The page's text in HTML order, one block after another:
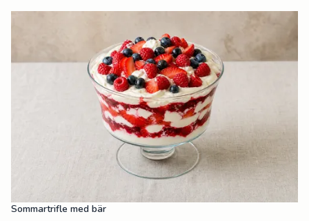
Sommartrifle med bär